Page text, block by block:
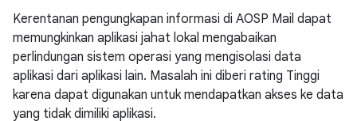
Kerentanan pengungkapan informasi di AOSP Mail dapat
memungkinkan aplikasi jahat lokal mengabaikan
perlindungan sistem operasi yang mengisolasi data
aplikasi dari aplikasi lain. Masalah ini diberi rating Tinggi
karena dapat digunakan untuk mendapatkan akses ke data
yang tidak dimiliki aplikasi.